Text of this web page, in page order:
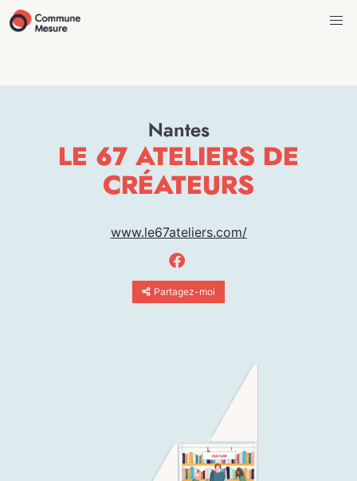
Nantes
LE 67 ATELIERS DE
CRÉATEURS
www.le67ateliers.com/
Partagez-moi